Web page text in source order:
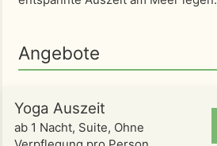
Angebote
Yoga Auszeit
ab 1 Nacht, Suite, Ohne